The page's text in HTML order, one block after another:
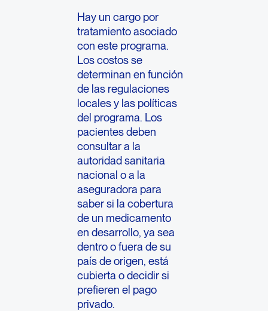
Hay un cargo por
tratamiento asociado
con este programa.
Los costos se
determinan en función
de las regulaciones
locales y las políticas
del programa. Los
pacientes deben
consultar a la
autoridad sanitaria
nacional o a la
aseguradora para
saber si la cobertura
de un medicamento
en desarrollo, ya sea
dentro o fuera de su
país de origen, está
cubierta o decidir si
prefieren el pago
privado.